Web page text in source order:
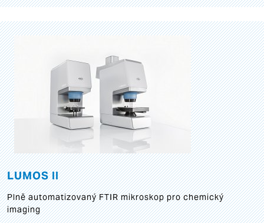
LUMOS II
Plně automatizovaný FTIR mikroskop pro chemický
imaging